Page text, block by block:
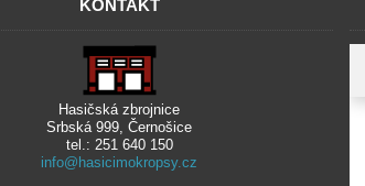
KONTAKT
Hasičská zbrojnice
Srbská 999, Černošice
tel.: 251 640 150
info@hasicimokropsy.cz